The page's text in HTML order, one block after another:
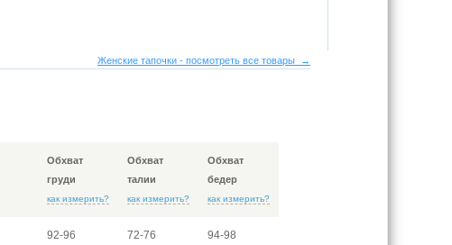
Женские тапочки - посмотреть все товары →
Обхват
груди
как измерить?
Обхват
талии
как измерить?
Обхват
бедер
как измерить?
92-96 72-76 94-98